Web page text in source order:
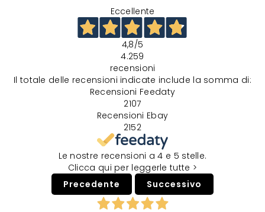
Eccellente
4,8/5
4.259
recensioni
Il totale delle recensioni indicate include la somma di:
Recensioni Feedaty
2107
Recensioni Ebay
2152
Le nostre recensioni a 4 e 5 stelle.
Clicca qui per leggerle tutte >
Precedente
Successivo